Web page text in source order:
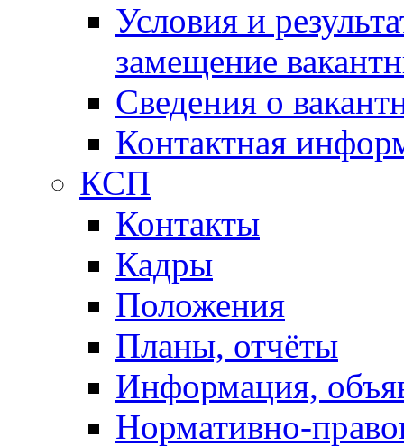
Условия и
замещение
Сведения о
Контактная
КСП
Контакты
Кадры
Положения
Планы, отчёты
Информация,
Нормативно-